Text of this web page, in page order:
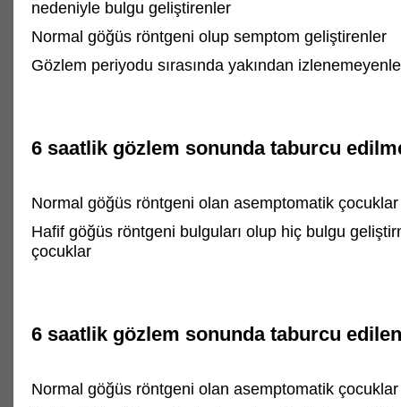
nedeniyle bulgu geliştirenler
Normal göğüs röntgeni olup semptom geliştirenler
Gözlem periyodu sırasında yakından
6 saatlik gözlem sonunda taburcu
Normal göğüs röntgeni olan asemptomatik çocuklar
Hafif göğüs röntgeni bulguları olup hiç bulgu
çocuklar
6 saatlik gözlem sonunda taburcu
Normal göğüs röntgeni olan asemptomatik çocuklar